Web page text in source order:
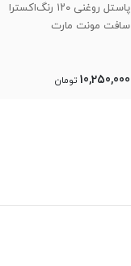
پاستل روغنی ۱۲۰ رنگ مونت
مارت
7,950,000 تومان